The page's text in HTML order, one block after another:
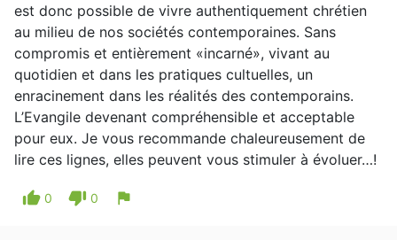
est donc possible de vivre authentiquement chrétien
au milieu de nos sociétés contemporaines. Sans
compromis et entièrement «incarné», vivant au
quotidien et dans les pratiques cultuelles, un
enracinement dans les réalités des contemporains.
L’Evangile devenant compréhensible et acceptable
pour eux. Je vous recommande chaleureusement de
lire ces lignes, elles peuvent vous stimuler à évoluer…!
thumb_up 0 thumb_down 0 flag